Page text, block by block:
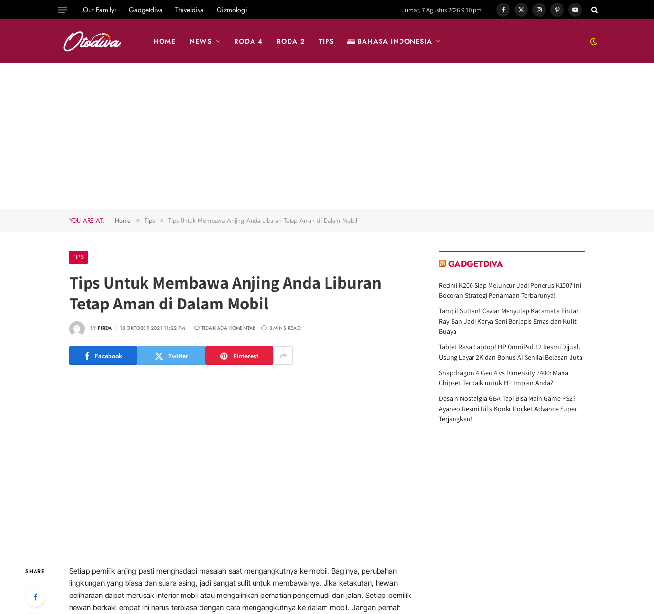
Our Family: Gadgetdiva Traveldiva Gizmologi Jumat, 7 Agustus 2026 9:10 pm Facebook
X
InstagramPinterestYouTube
HOME NEWS RODA 4 RODA 2 TIPS BAHASA INDONESIA
YOU ARE AT: Home » Tips » Tips Untuk Membawa Anjing Anda Liburan Tetap Aman di Dalam Mobil
TIPS
Tips Untuk Membawa Anjing Anda Liburan
Tetap Aman di Dalam Mobil
BY FIRDA 18 OKTOBER 2021 11:22 PM TIDAK ADA KOMENTAR 3 MINS READ
Facebook Twitter Pinterest
SHARE
Setiap pemilik anjing pasti menghadapi masalah saat mengangkutnya ke mobil. Baginya, perubahan
lingkungan yang biasa dan suara asing, jadi sangat sulit untuk membawanya. Jika ketakutan, hewan
peliharaan dapat merusak interior mobil atau mengalihkan perhatian pengemudi dari jalan. Setiap pemilik
hewan berkaki empat ini harus terbiasa dengan cara mengangkutnya ke dalam mobil. Jangan pernah
GADGETDIVA
Redmi K200 Siap Meluncur Jadi Penerus K100? Ini
Bocoran Strategi Penamaan Terbarunya!
Tampil Sultan! Caviar Menyulap Kacamata Pintar
Ray-Ban Jadi Karya Seni Berlapis Emas dan Kulit
Buaya
Tablet Rasa Laptop! HP OmniPad 12 Resmi Dijual,
Usung Layar 2K dan Bonus AI Senilai Belasan Juta
Snapdragon 4 Gen 4 vs Dimensity 7400: Mana
Chipset Terbaik untuk HP Impian Anda?
Desain Nostalgia GBA Tapi Bisa Main Game PS2?
Ayaneo Resmi Rilis Konkr Pocket Advance Super
Terjangkau!